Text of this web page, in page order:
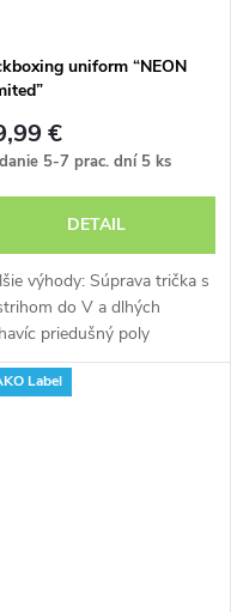
uniform “NEON
€
5-7 prac. dní 5 ks
DETAIL
výhody: Súprava trička s
do V a dlhých
priedušný poly
materiál
pohodlný pás
Label